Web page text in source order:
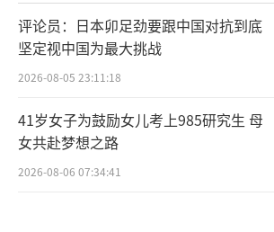
检察官提醒：网络交友需
陷阱。不法分子往往利用人们
故事，逐步建立信任，进而实
交友时要保持高度警惕，不轻
评论员：日本卯足劲要跟中国对抗到底
坚定视中国为最大挑战
2026-08-05 23:11:18
41岁女子为鼓励女儿考上985研究生 母
女共赴梦想之路
2026-08-06 07:34:41